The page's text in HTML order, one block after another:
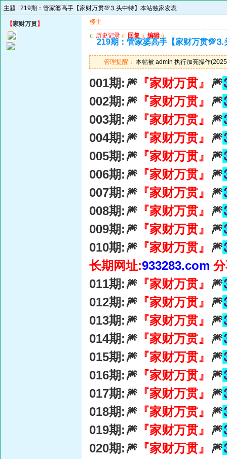
主题 : 219期：管家婆高手【家财万贯💯⒊头中特】本站独家发表
【家财万贯】
楼主
u 历史记录 u 回复 u 编辑 u
219期：管家婆高手【家财万贯💯⒊
管理提醒： 本帖被 admin 执行加亮操作
001期:🎆 『家财万贯』 🎆
002期:🎆 『家财万贯』 🎆
003期:🎆 『家财万贯』 🎆
004期:🎆 『家财万贯』 🎆
005期:🎆 『家财万贯』 🎆
006期:🎆 『家财万贯』 🎆
007期:🎆 『家财万贯』 🎆
008期:🎆 『家财万贯』 🎆
009期:🎆 『家财万贯』 🎆
010期:🎆 『家财万贯』 🎆
长期网址:933283.com
011期:🎆 『家财万贯』 🎆
012期:🎆 『家财万贯』 🎆
013期:🎆 『家财万贯』 🎆
014期:🎆 『家财万贯』 🎆
015期:🎆 『家财万贯』 🎆
016期:🎆 『家财万贯』 🎆
017期:🎆 『家财万贯』 🎆
018期:🎆 『家财万贯』 🎆
019期:🎆 『家财万贯』 🎆
020期:🎆 『家财万贯』 🎆